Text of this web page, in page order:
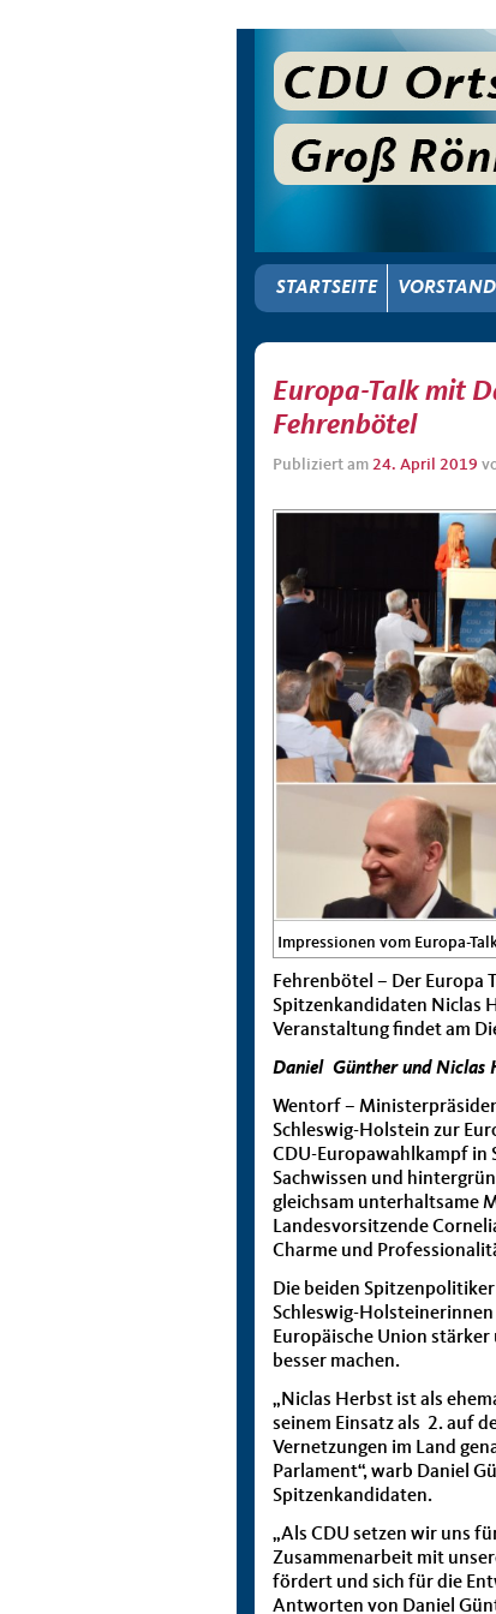
STARTSEITE VORSTAND
Europa-Talk mit
Fehrenbötel
Publiziert am 24. April 2019
Impressionen vom Europa-
Fehrenbötel – Der Europa
Spitzenkandidaten Niclas
Veranstaltung findet am
Daniel Günther und Niclas
Wentorf –
Schleswig-Holstein zur
CDU-Europawahlkampf in
Sachwissen und
gleichsam unterhaltsame
Landesvorsitzende
Charme und
Die beiden
Schleswig-
Europäische Union
besser machen.
„Niclas Herbst ist als
seinem Einsatz als 2. auf
Vernetzungen im Land
Parlament“, warb Daniel
Spitzenkandidaten.
„Als CDU setzen wir uns
Zusammenarbeit mit
fördert und sich für die
Antworten von Daniel